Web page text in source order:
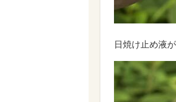
日焼け止め液